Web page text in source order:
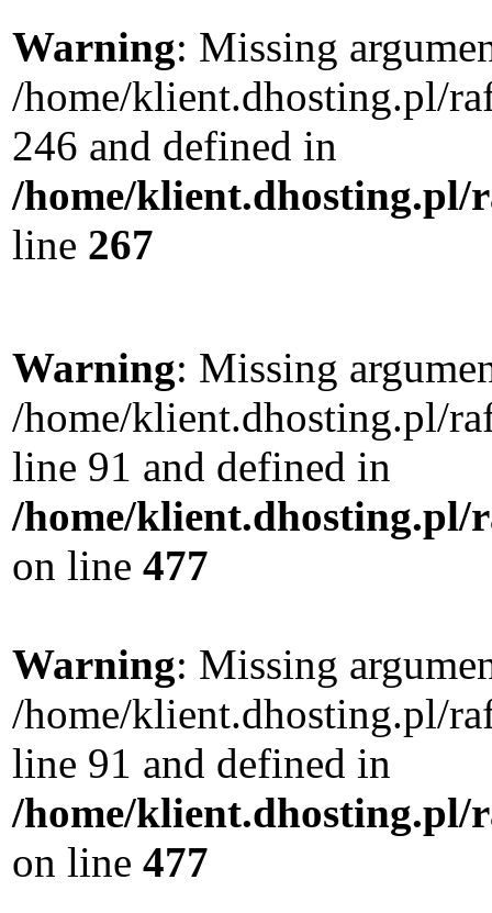
Warning: Missing
/home/klient.dhosting.pl/
246 and defined in
/home/klient.dhosting.pl/
line 267
Warning: Missing
/home/klient.dhosting.pl/
line 91 and defined in
/home/klient.dhosting.pl/
on line 477
Warning: Missing
/home/klient.dhosting.pl/
line 91 and defined in
/home/klient.dhosting.pl/
on line 477